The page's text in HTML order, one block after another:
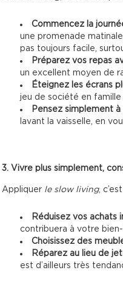
Commencez la
une promenade
pas toujours facile,
Préparez vos repas
un excellent moyen de
Éteignez les écrans
jeu de société en
Pensez simplement
lavant la vaisselle, en
3. Vivre plus simplement,
Appliquer le slow living,
Réduisez vos achats
contribuera à votre
Choisissez des
Réparez au lieu de
est d’ailleurs très